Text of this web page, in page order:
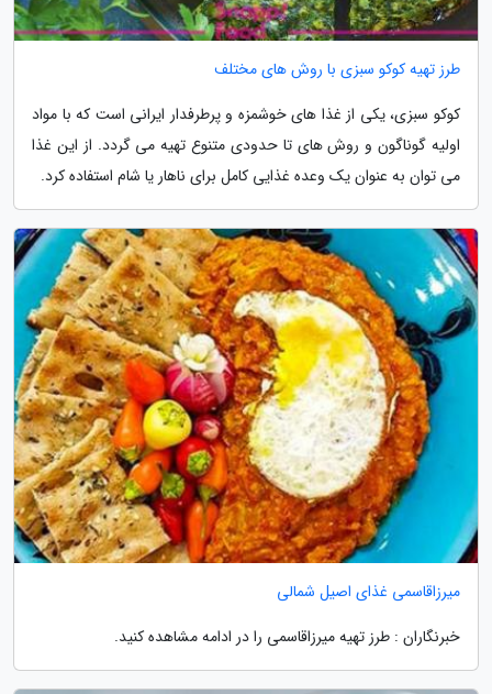
طرز تهیه کوکو سبزی با روش های مختلف
کوکو سبزی، یکی از غذا های خوشمزه و پرطرفدار ایرانی است که با مواد
اولیه گوناگون و روش های تا حدودی متنوع تهیه می گردد. از این غذا
می توان به عنوان یک وعده غذایی کامل برای ناهار یا شام استفاده کرد.
میرزاقاسمی غذای اصیل شمالی
خبرنگاران : طرز تهیه میرزاقاسمی را در ادامه مشاهده کنید.